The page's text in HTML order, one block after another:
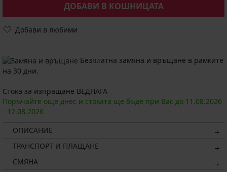
ДОБАВИ В КОШНИЦАТА
Добави в любими
Безплатна замяна и връщане в рамките
на 30 дни.
Стока за изпращане ВЕДНАГА
Поръчайте още днес и стоката ще бъде при Вас до 11.08.2026
- 12.08.2026
ОПИСАНИЕ
ТРАНСПОРТ И ПЛАЩАНЕ
СМЯНА